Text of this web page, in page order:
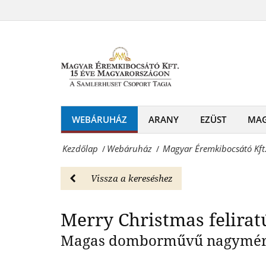
-
Karácsonyt
5
unciás
színtiszta
érme
-
WEBÁRUHÁZ ARANY EZÜST
Kezdőlap / Webáruház / Magyar Éremkibocsátó
Vissza a kereséshez
Merry Christmas
Magas domborművű
Merry
réz
Éremkibocsátó
-
Érmék